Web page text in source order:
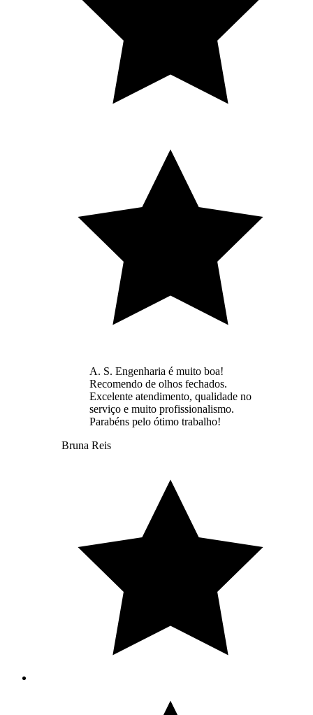
A. S. Engenharia é muito boa!
Recomendo de olhos fechados.
Excelente atendimento, qualidade no
serviço e muito profissionalismo.
Parabéns pelo ótimo trabalho!
Bruna Reis